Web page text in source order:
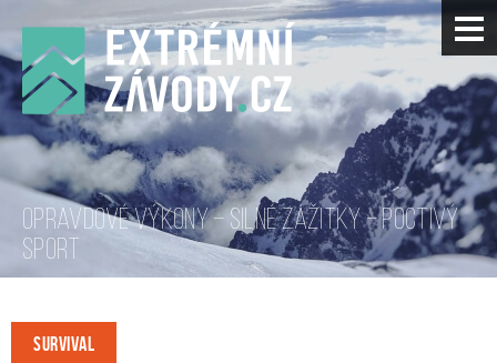
OPRAVDOVÉ VÝKONY – SILNÉ ZÁŽITKY – POCTIVÝ
SPORT
SURVIVAL